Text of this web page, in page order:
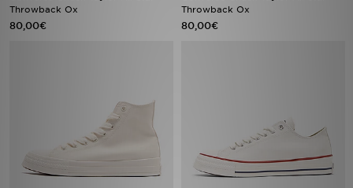
Throwback Ox
80,00€
Throwback Ox
80,00€